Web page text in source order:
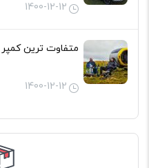
1400-12-12
متفاوت ترین
1400-12-12